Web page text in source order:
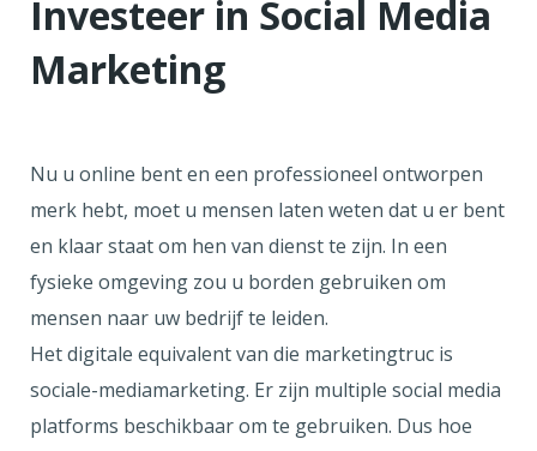
Investeer in Social Media
Marketing
Nu u online bent en een professioneel ontworpen
merk hebt, moet u mensen laten weten dat u er bent
en klaar staat om hen van dienst te zijn. In een
fysieke omgeving zou u borden gebruiken om
mensen naar uw bedrijf te leiden.
Het digitale equivalent van die marketingtruc is
sociale-mediamarketing. Er zijn multiple social media
platforms beschikbaar om te gebruiken. Dus hoe